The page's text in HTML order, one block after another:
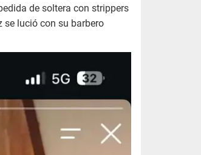
de soltera con strippers
lució con su barbero